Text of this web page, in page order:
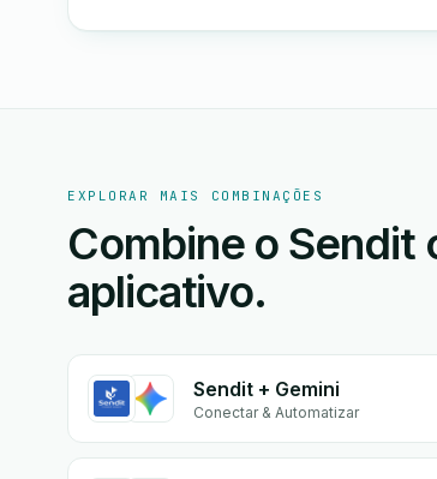
EXPLORAR MAIS COMBINAÇÕES
Combine o Sendit
aplicativo.
Sendit + Gemini
Conectar & Automatizar